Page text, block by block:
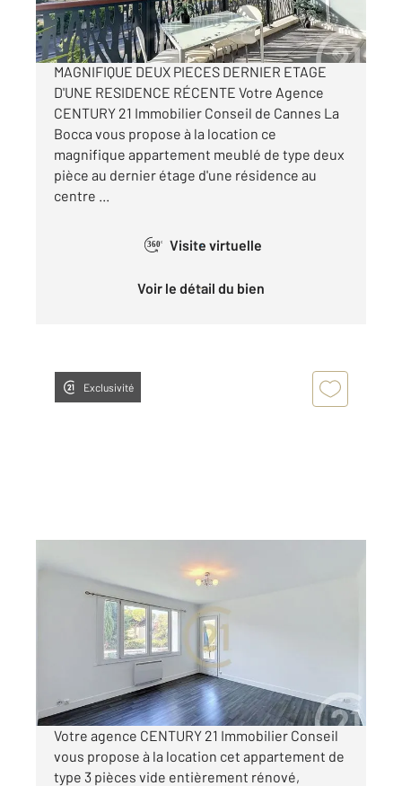
par mois charges comprises
MAGNIFIQUE DEUX PIECES DERNIER ETAGE
D'UNE RESIDENCE RÉCENTE Votre Agence
CENTURY 21 Immobilier Conseil de Cannes La
Bocca vous propose à la location ce
magnifique appartement meublé de type deux
pièce au dernier étage d'une résidence au
centre ...
360° Visite virtuelle
Voir le détail du bien
Exclusivité
56,27 m , 3 pièces
Ref : 54330
Appartement F3 à louer
1 200 €
par mois charges comprises
Votre agence CENTURY 21 Immobilier Conseil
vous propose à la location cet appartement de
type 3 pièces vide entièrement rénové,